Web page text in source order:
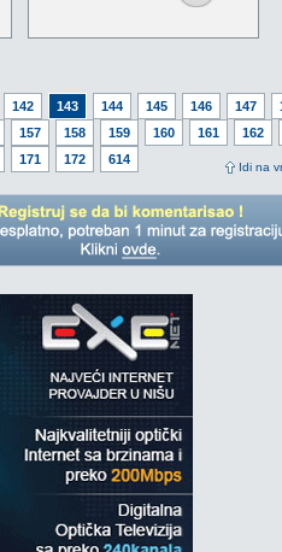
142 143 144 145 146 147
157 158 159 160 161
162
171 172 614
Idi na